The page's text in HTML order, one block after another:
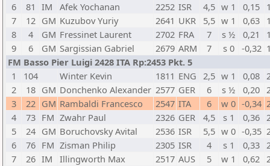
6
81 IM Afek Yochanan 2252 ISR 4,5 w 1 0,15
7
12 GM Kuzubov Yuriy 2641 UKR 5,5 w 1 0,63
8
4 GM Fressinet Laurent 2702 FRA 7 s ½ 0,21
9
6 GM Sargissian Gabriel 2679 ARM 7 s 0 -0,32
FM Basso Pier Luigi 2428 ITA Rp:2453 Pkt. 5
1
104 Winter Kevin 1811 ENG 2,5 w 1 0,08
2
18 GM Donchenko Alexander 2577 GER 6 s ½ 0,20
3
22 GM Rambaldi Francesco 2547 ITA 6 w 0 -0,34
4
73 FM Zwahr Paul 2326 GER 4,5 s 1 0,36
5
24 GM Boruchovsky Avital 2536 ISR 5,5 w 0 -0,35
6
76 FM Zisman Philip 2305 ISR 4 s 1 0,33
7
26 IM Illingworth Max 2517 AUS 5 w 1 0,62